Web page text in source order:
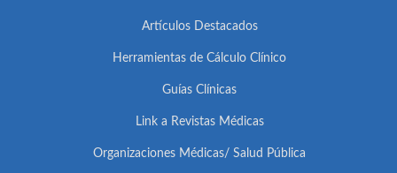
Artículos Destacados
Herramientas de Cálculo Clínico
Guías Clínicas
Link a Revistas Médicas
Organizaciones Médicas/ Salud Pública